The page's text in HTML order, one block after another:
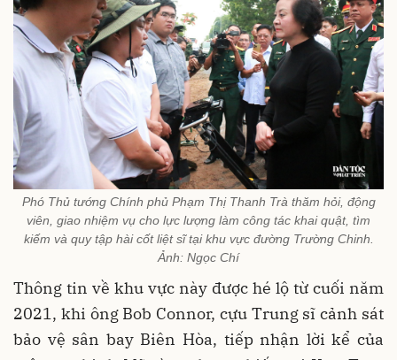
Phó Thủ tướng Chính phủ Phạm Thị Thanh Trà thăm hỏi, động
viên, giao nhiệm vụ cho lực lượng làm công tác khai quật, tìm
kiếm và quy tập hài cốt liệt sĩ tại khu vực đường Trường Chinh.
Ảnh: Ngọc Chí
Thông tin về khu vực này được hé lộ từ cuối năm
2021, khi ông Bob Connor, cựu Trung sĩ cảnh sát
bảo vệ sân bay Biên Hòa, tiếp nhận lời kể của